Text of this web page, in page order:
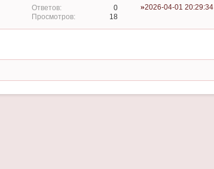
0
18
2026-04-01 20:29:34